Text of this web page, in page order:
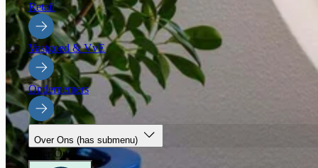
Retail
Vastgoed & VvE
Ondernemers
Over Ons (has submenu)
Over Ons